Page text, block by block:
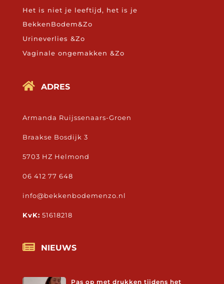
Het is niet je leeftijd, het is je
BekkenBodem&Zo
Urineverlies &Zo
Vaginale ongemakken &Zo
 ADRES
Armanda Ruijssenaars-Groen
Braakse Bosdijk 3
5703 HZ Helmond
06 412 77 648
info@bekkenbodemenzo.nl
KvK: 51618218
 NIEUWS
Pas op met drukken tijdens het